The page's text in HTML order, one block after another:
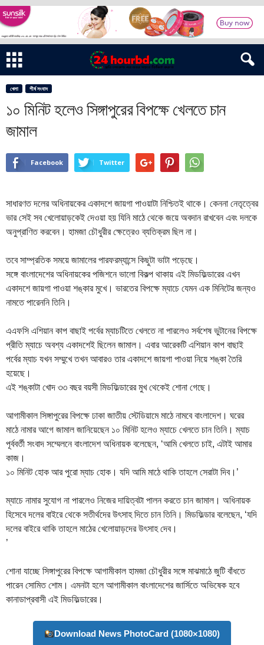
খেলা শীর্ষ সংবাদ
১০ মিনিট হলেও সিঙ্গাপুরের বিপক্ষে খেলতে চান
জামাল
Facebook Twitter
সাধারণত দলের অধিনায়কের একাদশে জায়গা পাওয়াটা নিশ্চিতই থাকে। কেননা নেতৃত্বের
ভার সেই সব খেলোয়াড়কেই দেওয়া হয় যিনি মাঠে থেকে জয়ে অবদান রাখবেন এবং দলকে
অনুপ্রাণিত করবেন। হামজা চৌধুরীর ক্ষেত্রেও ব্যতিক্রম ছিল না।
তবে সাম্প্রতিক সময়ে জামালের পারফরম্যান্সে কিছুটা ভাটা পড়েছে।
সঙ্গে বাংলাদেশের অধিনায়কের পজিশনে ভালো বিকল্প থাকায় এই মিডফিল্ডারের এখন
একাদশে জায়গা পাওয়া শঙ্কার মুখে। ভারতের বিপক্ষে ম্যাচে যেমন এক মিনিটের জন্যও
নামতে পারেননি তিনি।
এএফসি এশিয়ান কাপ বাছাই পর্বের ম্যাচটিতে খেলতে না পারলেও সর্বশেষ ভুটানের বিপক্ষে
প্রীতি ম্যাচে অবশ্য একাদশেই ছিলেন জামাল। এবার আরেকটি এশিয়ান কাপ বাছাই
পর্বের ম্যাচ যখন সম্মুখে তখন আবারও তার একাদশে জায়গা পাওয়া নিয়ে শঙ্কা তৈরি
হয়েছে।
এই শঙ্কাটা খোদ ৩৩ বছর বয়সী মিডফিল্ডারের মুখ থেকেই শোনা গেছে।
আগামীকাল সিঙ্গাপুরের বিপক্ষে ঢাকা জাতীয় স্টেডিয়ামে মাঠে নামবে বাংলাদেশ। ঘরের
মাঠে নামার আগে জামাল জানিয়েছেন ১০ মিনিট হলেও ম্যাচে খেলতে চান তিনি। ম্যাচ
পূর্ববর্তী সংবাদ সম্মেলনে বাংলাদেশ অধিনায়ক বলেছেন, ‘আমি খেলতে চাই, এটাই আমার
কাজ।
১০ মিনিট হোক আর পুরো ম্যাচ হোক। যদি আমি মাঠে থাকি তাহলে সেরাটা দিব।’
ম্যাচে নামার সুযোগ না পারলেও নিজের দায়িত্বটা পালন করতে চান জামাল। অধিনায়ক
হিসেবে দলের বাইরে থেকে সতীর্থদের উৎসাহ দিতে চান তিনি। মিডফিল্ডার বলেছেন, ‘যদি
দলের বাইরে থাকি তাহলে মাঠের খেলোয়াড়দের উৎসাহ দেব।
’
শোনা যাচ্ছে সিঙ্গাপুরের বিপক্ষে আগামীকাল হামজা চৌধুরীর সঙ্গে মাঝমাঠে জুটি বাঁধতে
পারেন সোমিত শোম। এমনটা হলে আগামীকাল বাংলাদেশের জার্সিতে অভিষেক হবে
কানাডাপ্রবাসী এই মিডফিল্ডারের।
Download News PhotoCard (1080×1080)